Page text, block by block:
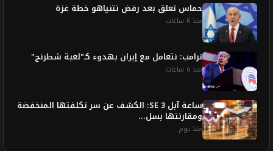
حماس تعلق بعد رفض نتنياهو خطة غزة
منذ 6 ساعات
ترامب: نتعامل مع إيران بهدوء كـ"لعبة شطرنج"
منذ 6 ساعات
ساعة آبل SE 3: الكشف عن سر تكلفتها المنخفضة
ومقارنتها بسل...
منذ يوم